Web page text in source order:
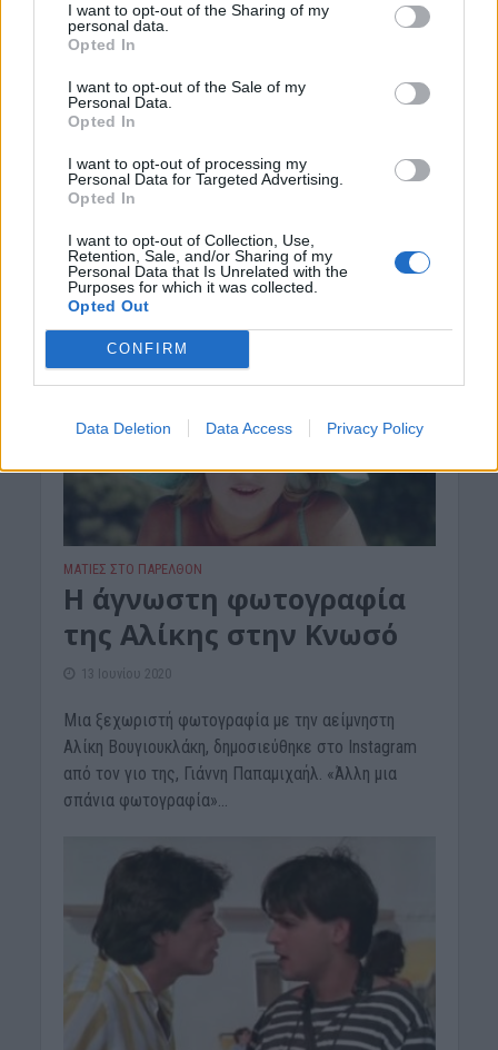
I want to opt-out of the Sharing of my
personal data.
Opted In
I want to opt-out of the Sale of my
Personal Data.
Opted In
I want to opt-out of processing my
Personal Data for Targeted Advertising.
Opted In
I want to opt-out of Collection, Use,
Retention, Sale, and/or Sharing of my
Personal Data that Is Unrelated with the
Purposes for which it was collected.
Opted Out
CONFIRM
Data Deletion Data Access Privacy Policy
Ταψί στο φούρνο: Μια
κυριακάτικη συνήθεια
που έχει ξεχαστεί
14 Ιουνίου 2020
Άτιμο πράγμα να μεγαλώνεις, μα και όμορφο
συνάμα. Γιατί μεγαλώνοντας μπαίνεις όλο και
περισσότερο στη διαδικασία να ανατρέχεις πίσω
στο παρελθόν και να θυμάσαι...
ΜΑΤΙΕΣ ΣΤΟ ΠΑΡΕΛΘΟΝ
Η άγνωστη φωτογραφία
της Αλίκης στην Κνωσό
13 Ιουνίου 2020
Μια ξεχωριστή φωτογραφία με την αείμνηστη
Αλίκη Βουγιουκλάκη, δημοσιεύθηκε στο Instagram
από τον γιο της, Γιάννη Παπαμιχαήλ. «Άλλη μια
σπάνια φωτογραφία»...